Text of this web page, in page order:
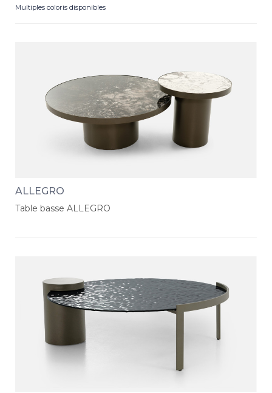
Multiples coloris disponibles
ALLEGRO
Table basse ALLEGRO